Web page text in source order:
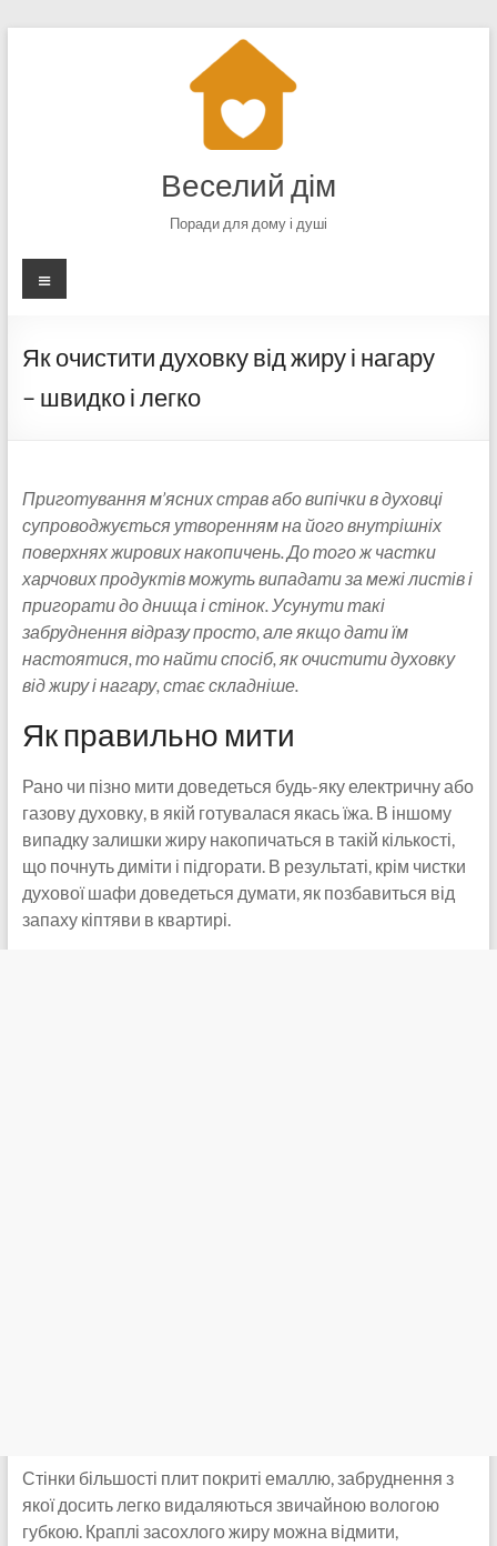
Веселий дім
Поради для дому і душі
Меню
Як очистити духовку від жиру і нагару
– швидко і легко
Приготування м’ясних страв або випічки в духовці
супроводжується утворенням на його внутрішніх
поверхнях жирових накопичень. До того ж частки
харчових продуктів можуть випадати за межі листів і
пригорати до днища і стінок. Усунути такі
забруднення відразу просто, але якщо дати їм
настоятися, то найти спосіб, як очистити духовку
від жиру і нагару, стає складніше.
Як правильно мити
Рано чи пізно мити доведеться будь-яку електричну або
газову духовку, в якій готувалася якась їжа. В іншому
випадку залишки жиру накопичаться в такій кількості,
що почнуть диміти і підгорати. В результаті, крім чистки
духової шафи доведеться думати, як позбавиться від
запаху кіптяви в квартирі.
Стінки більшості плит покриті емаллю, забруднення з
якої досить легко видаляються звичайною вологою
губкою. Краплі засохлого жиру можна відмити,